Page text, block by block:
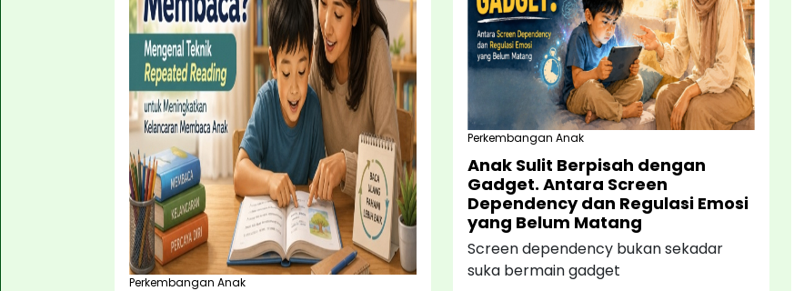
Perkembangan Anak
Perkembangan Anak
Anak Sulit Berpisah dengan
Gadget. Antara Screen
Dependency dan Regulasi Emosi
yang Belum Matang
Screen dependency bukan sekadar
suka bermain gadget